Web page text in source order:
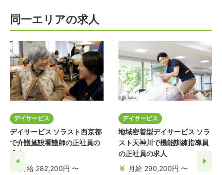
同一エリアの求人
デイサービス
デイサービス ソラスト西京都
で介護施設看護師の正社員の
求人
月給 282,200円 〜
デイサービス
地域密着型デイサービス ソラ
スト天神川で機能訓練指導員
の正社員の求人
月給 290,200円 〜